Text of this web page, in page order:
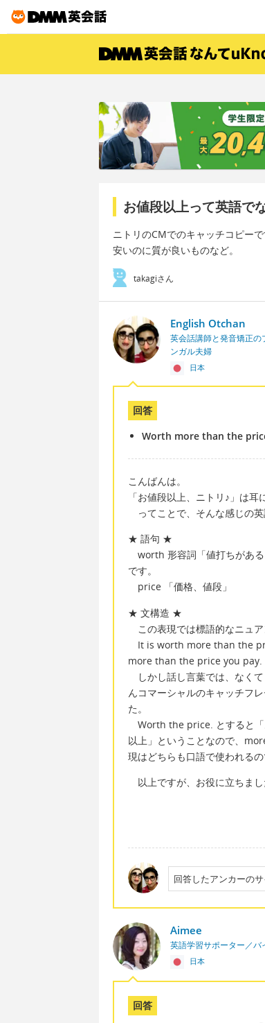
お値段以上って英語で
ニトリのCMでのキャッチコピーで
安いのに質が良いものなど。
takagiさん
English Otchan
英会話講師と発音矯正
ンガル夫婦
日本
回答
Worth more than the
こんばんは。
「お値段以上、ニトリ♪」は耳
ってことで、そんな感じの英
★ 語句 ★
worth 形容詞「値打ちがある
です。
price 「価格、値段」
★ 文構造 ★
この表現では標語的なニュ
It is worth more than the
more than the price you pay.
しかし話し言葉では、なく
んコマーシャルのキャッチフ
た。
Worth the price. とすると「
以上」ということなので、
現はどちらも口語で使われる
以上ですが、お役に立ちまし
回答したアンカーのサ
Aimee
英語学習サポーター／バ
日本
回答